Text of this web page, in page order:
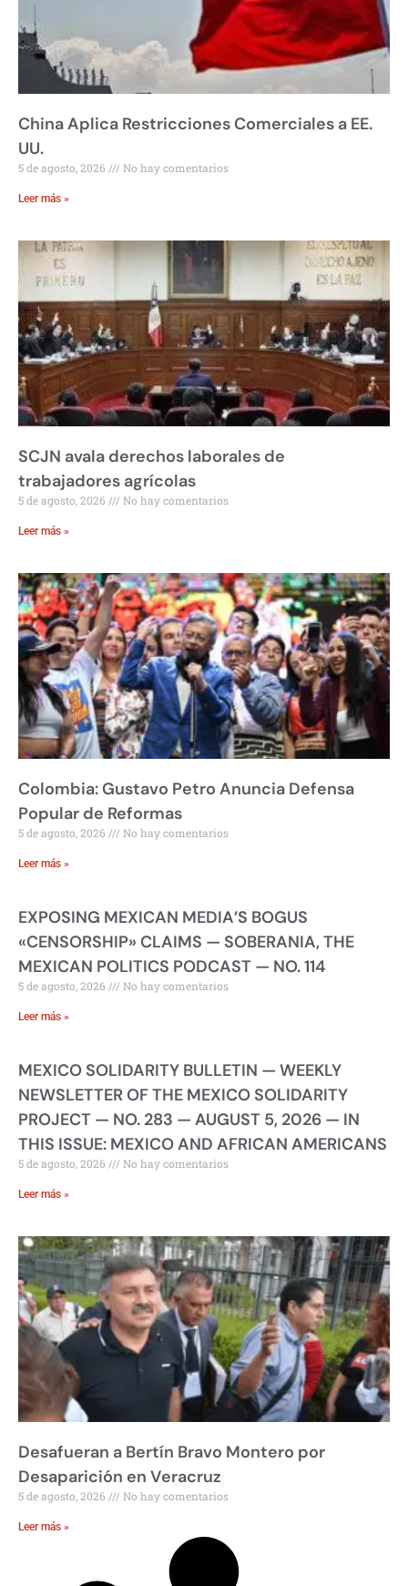
China Aplica Restricciones Comerciales a EE.
UU.
5 de agosto, 2026 No hay comentarios
Leer más »
SCJN avala derechos laborales de
trabajadores agrícolas
5 de agosto, 2026 No hay comentarios
Leer más »
Colombia: Gustavo Petro Anuncia Defensa
Popular de Reformas
5 de agosto, 2026 No hay comentarios
Leer más »
EXPOSING MEXICAN MEDIA’S BOGUS
«CENSORSHIP» CLAIMS — SOBERANIA, THE
MEXICAN POLITICS PODCAST — NO. 114
5 de agosto, 2026 No hay comentarios
Leer más »
MEXICO SOLIDARITY BULLETIN — WEEKLY
NEWSLETTER OF THE MEXICO SOLIDARITY
PROJECT — NO. 283 — AUGUST 5, 2026 — IN
THIS ISSUE: MEXICO AND AFRICAN AMERICANS
5 de agosto, 2026 No hay comentarios
Leer más »
Desafueran a Bertín Bravo Montero por
Desaparición en Veracruz
5 de agosto, 2026 No hay comentarios
Leer más »